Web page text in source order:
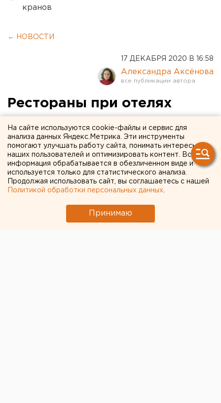
кранов
← НОВОСТИ
17 ДЕКАБРЯ 2020 В 16:58
Александра Аксёнова
Рестораны при отелях
приглашают
екатеринбуржцев на
ночные новогодние
банкеты
На сайте используются cookie-файлы и сервис для
анализа данных Яндекс.Метрика. Эти инструменты
помогают улучшать работу сайта, понимать интересы
наших пользователей и оптимизировать контент. Вся
информация обрабатывается в обезличенном виде и
используется только для статистического анализа.
Продолжая использовать сайт, вы соглашаетесь с нашей
Политикой обработки персональных данных
Принимаю